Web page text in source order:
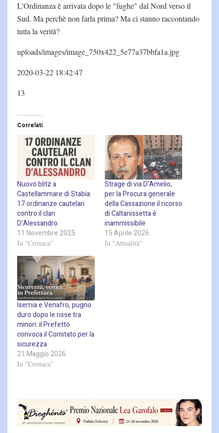
L'Ordinanza è arrivata dopo le "fughe" dal Nord verso il
Sud. Ma perchè non farla prima? Ma ci stanno raccontando
tutta la verità?
uploads/images/image_750x422_5e77a37bbfa1a.jpg
2020-03-22 18:42:47
13
Correlati
Nuovo blitz a
Castellammare di Stabia:
17 ordinanze cautelari
contro il clan
D’Alessandro
11 Novembre 2025
In "Cronaca"
Strage di via D’Amelio,
per la Procura generale
della Cassazione il ricorso
di Caltanissetta è
inammissibile
15 Aprile 2026
In "Attualità"
Isernia e Venafro, pugno
duro dopo le risse tra
minori: il Prefetto
convoca il Comitato per la
sicurezza
21 Maggio 2026
In "Cronaca"